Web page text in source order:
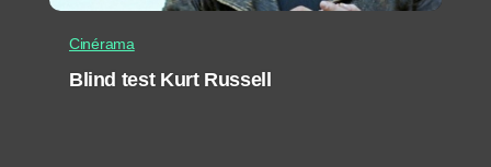
Cinérama
Blind test Kurt Russell